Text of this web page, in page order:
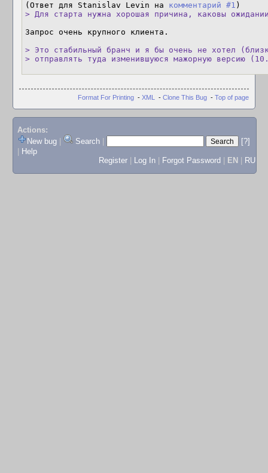
(Ответ для Stanislav Levin на комментарий #1
> Для старта нужна хорошая причина, каковы
Запрос очень крупного клиента.
> Это стабильный бранч и я бы очень не хотел
> отправлять туда изменившуюся мажорную версию
Format For Printing - XML - Clone This Bug - Top of page
Actions:
New bug
Search
[?]
Help
Register
Log In Forgot Password EN RU